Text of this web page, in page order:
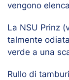
vengono
La NSU Prinz
talmente
verde a una
Rullo di